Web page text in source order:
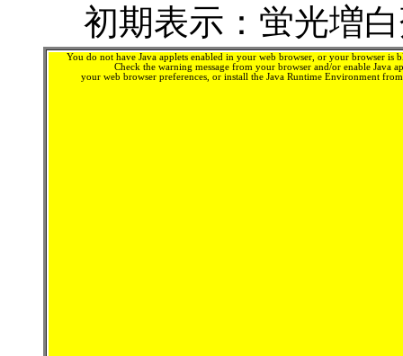
初期表示：蛍光増
You do not have Java applets enabled in your web browser, or your browser is
Check the warning message from your browser and/or enable Java
your web browser preferences, or install the Java Runtime Environment